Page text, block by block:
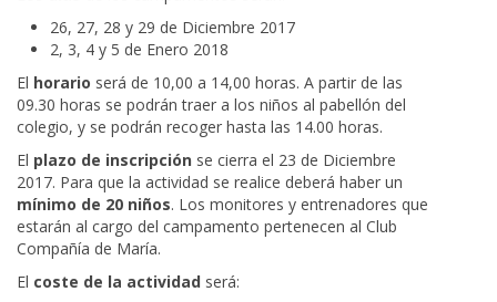
26, 27, 28 y 29 de Diciembre 2017
2, 3, 4 y 5 de Enero 2018
El horario será de 10,00 a 14,00 horas. A partir de las
09.30 horas se podrán traer a los niños al pabellón del
colegio, y se podrán recoger hasta las 14.00 horas.
El plazo de inscripción se cierra el 23 de Diciembre
2017. Para que la actividad se realice deberá haber un
mínimo de 20 niños. Los monitores y entrenadores que
estarán al cargo del campamento pertenecen al Club
Compañía de María.
El coste de la actividad será: